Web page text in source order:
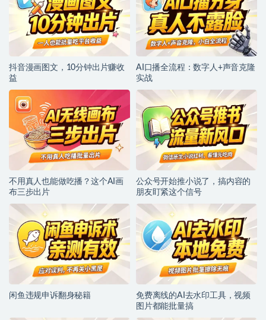
抖音漫画图文，10分钟出片赚收
益
AI口播全流程：数字人+声音克隆
实战
不用真人也能做吃播？这个AI画
布三步出片
公众号开始推小说了，搞内容的
朋友盯紧这个信号
闲鱼违规申诉翻身秘籍
免费离线的AI去水印工具，视频
图片都能批量搞